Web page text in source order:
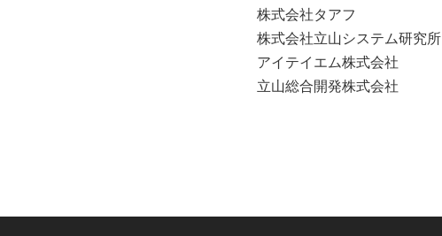
株式会社タアフ
株式会社立山システム研究所
アイテイエム株式会社
立山総合開発株式会社